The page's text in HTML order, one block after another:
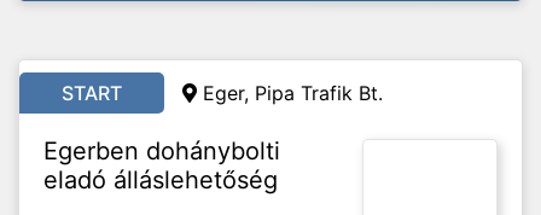
START Eger, Pipa Trafik Bt.
Egerben dohánybolti
eladó álláslehetőség